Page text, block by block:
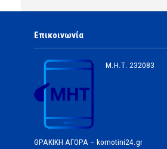
Επικοινωνία
Μ.Η.Τ. 232083
ΘΡΑΚΙΚΗ ΑΓΟΡΑ – komotini24.gr